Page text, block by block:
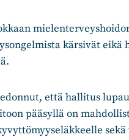
kärsivät eikä
että hallitus
pääsyllä on
sekä